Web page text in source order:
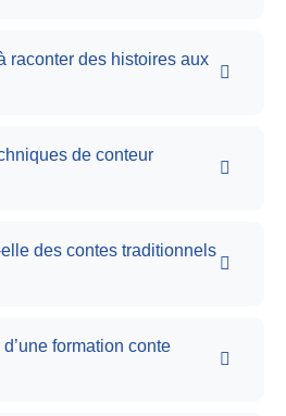
raconter des histoires aux
de conteur
des contes traditionnels
formation conte